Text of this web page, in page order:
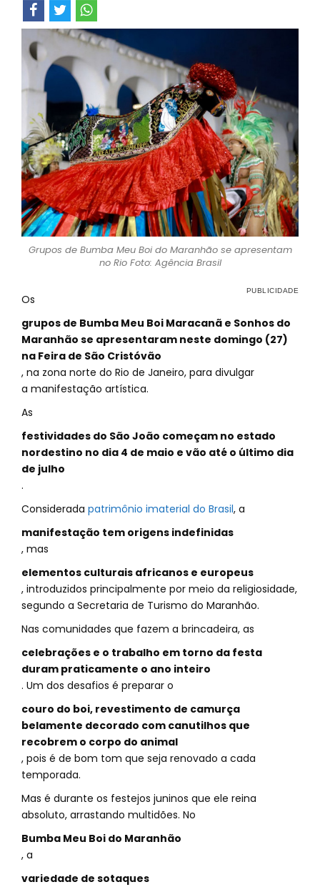
Grupos de Bumba Meu Boi do Maranhão se apresentam
no Rio Foto: Agência Brasil
Os
grupos de Bumba Meu Boi Maracanã e Sonhos do
Maranhão se apresentaram neste domingo (27)
na Feira de São Cristóvão
, na zona norte do Rio de Janeiro, para divulgar
a manifestação artística.
As
festividades do São João começam no estado
nordestino no dia 4 de maio e vão até o último dia
de julho
.
Considerada patrimônio imaterial do Brasil, a
manifestação tem origens indefinidas
, mas
elementos culturais africanos e europeus
, introduzidos principalmente por meio da religiosidade,
segundo a Secretaria de Turismo do Maranhão.
Nas comunidades que fazem a brincadeira, as
celebrações e o trabalho em torno da festa
duram praticamente o ano inteiro
. Um dos desafios é preparar o
couro do boi, revestimento de camurça
belamente decorado com canutilhos que
recobrem o corpo do animal
, pois é de bom tom que seja renovado a cada
temporada.
Mas é durante os festejos juninos que ele reina
absoluto, arrastando multidões. No
Bumba Meu Boi do Maranhão
, a
variedade de sotaques